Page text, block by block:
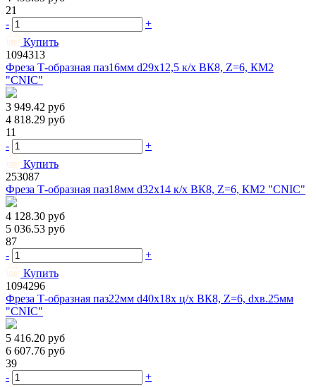
21
-
+
Купить
1094313
Фреза Т-образная паз16мм d29х12,5 к/х ВК8, Z=6, КМ2
"CNIC"
3 949.42 руб
4 818.29 руб
11
-
+
Купить
253087
Фреза Т-образная паз18мм d32х14 к/х ВК8, Z=6, КМ2 "CNIC"
4 128.30 руб
5 036.53 руб
87
-
+
Купить
1094296
Фреза Т-образная паз22мм d40х18х ц/х ВК8, Z=6, dхв.25мм
"CNIC"
5 416.20 руб
6 607.76 руб
39
-
+